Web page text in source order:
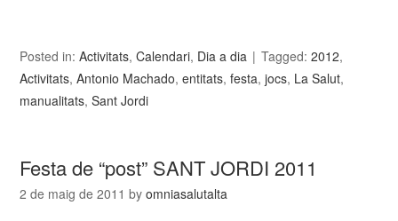
Posted in:Activitats,Calendari, Dia a dia Tagged:2012,
Activitats,Antonio Machado,entitats,festa,jocs, La Salut,
manualitats,Sant Jordi
Festa de “post” SANT JORDI 2011
2 de maig de 2011 byomniasalutalta